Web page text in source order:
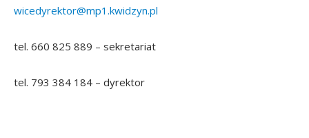
wicedyrektor@mp1.kwidzyn.pl
tel. 660 825 889 – sekretariat
tel. 793 384 184 – dyrektor